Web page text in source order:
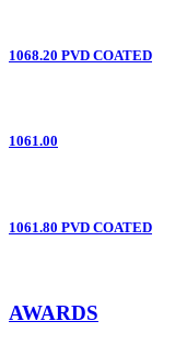
1068.20 PVD COATED
1061.00
1061.80 PVD COATED
AWARDS